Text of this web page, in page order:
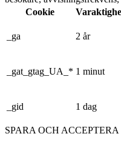
Cookie
_ga 2 år
_gat_gtag_UA_* 1 minut
_gid 1 dag
SPARA OCH ACCEPTERA